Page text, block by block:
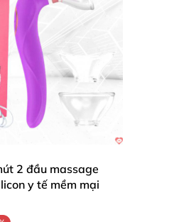
2 đầu massage
y tế mềm mại